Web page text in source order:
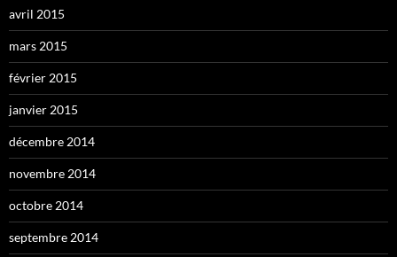
avril 2015
mars 2015
février 2015
janvier 2015
décembre 2014
novembre 2014
octobre 2014
septembre 2014